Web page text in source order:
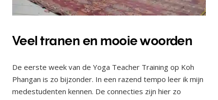
Veel tranen en mooie woorden
De eerste week van de Yoga Teacher Training op Koh
Phangan is zo bijzonder. In een razend tempo leer ik mijn
medestudenten kennen. De connecties zijn hier zo